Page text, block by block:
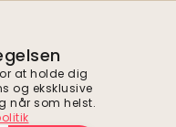
at holde dig
og eksklusive
når som helst.